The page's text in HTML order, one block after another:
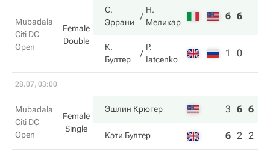
Mubadala
Citi DC
Open
Female
Double
С.
Эррани
Н.
Меликар
6 6
К.
Бултер
P.
Iatcenko
1 0
28.07, 03:00
Mubadala
Citi DC
Open
Female
Single
Эшлин Крюгер 3 6 6
Кэти Бултер 6 2 2